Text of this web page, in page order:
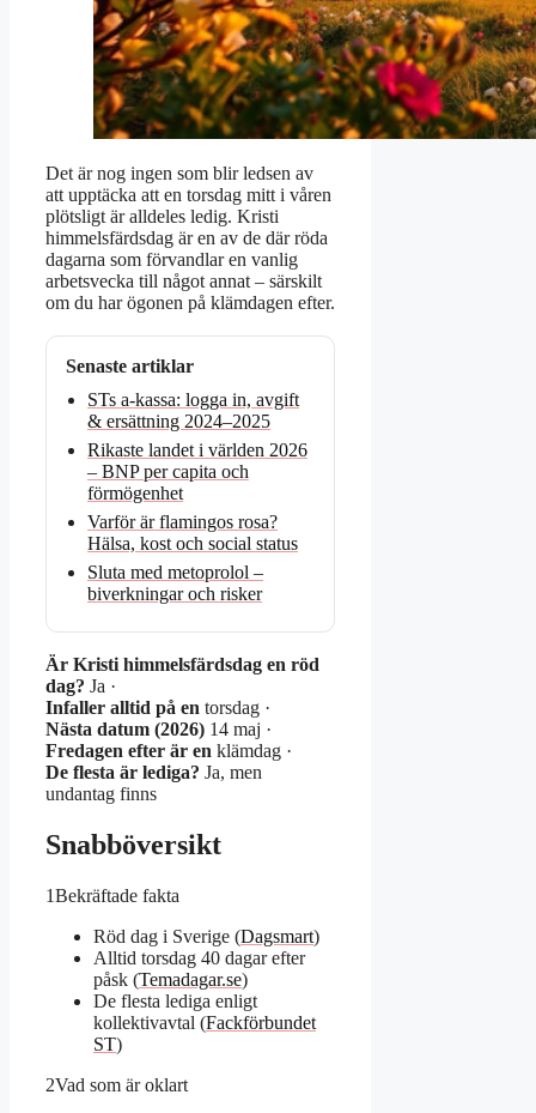
Det är nog ingen som blir ledsen av
att upptäcka att en torsdag mitt i våren
plötsligt är alldeles ledig. Kristi
himmelsfärdsdag är en av de där röda
dagarna som förvandlar en vanlig
arbetsvecka till något annat – särskilt
om du har ögonen på klämdagen efter.
Senaste artiklar
STs a-kassa: logga in, avgift
& ersättning 2024–2025
Rikaste landet i världen 2026
– BNP per capita och
förmögenhet
Varför är flamingos rosa?
Hälsa, kost och social status
Sluta med metoprolol –
biverkningar och risker
Är Kristi himmelsfärdsdag en röd
dag? Ja ·
Infaller alltid på en torsdag ·
Nästa datum (2026) 14 maj ·
Fredagen efter är en klämdag ·
De flesta är lediga? Ja, men
undantag finns
Snabböversikt
1Bekräftade fakta
Röd dag i Sverige (Dagsmart)
Alltid torsdag 40 dagar efter
påsk (Temadagar.se)
De flesta lediga enligt
kollektivavtal (Fackförbundet
ST)
2Vad som är oklart